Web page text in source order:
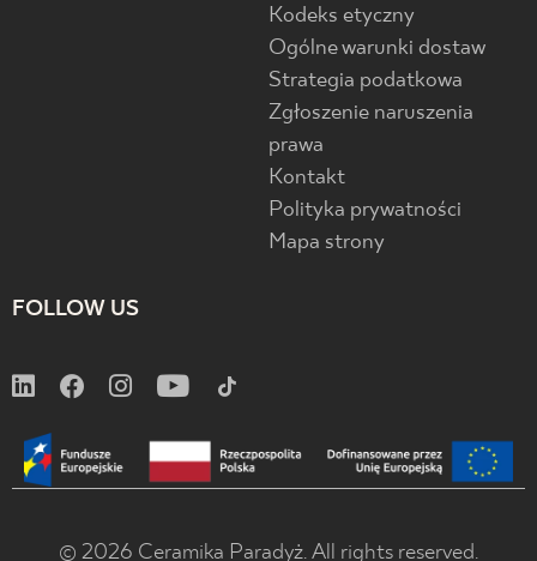
Kodeks etyczny
Ogólne warunki dostaw
Strategia podatkowa
Zgłoszenie naruszenia
prawa
Kontakt
Polityka prywatności
Mapa strony
FOLLOW US
© 2026 Ceramika Paradyż. All rights reserved.